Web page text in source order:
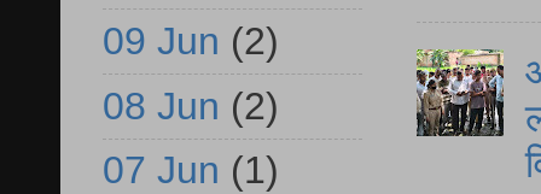
09 Jun (2)
08 Jun (2)
07 Jun (1)